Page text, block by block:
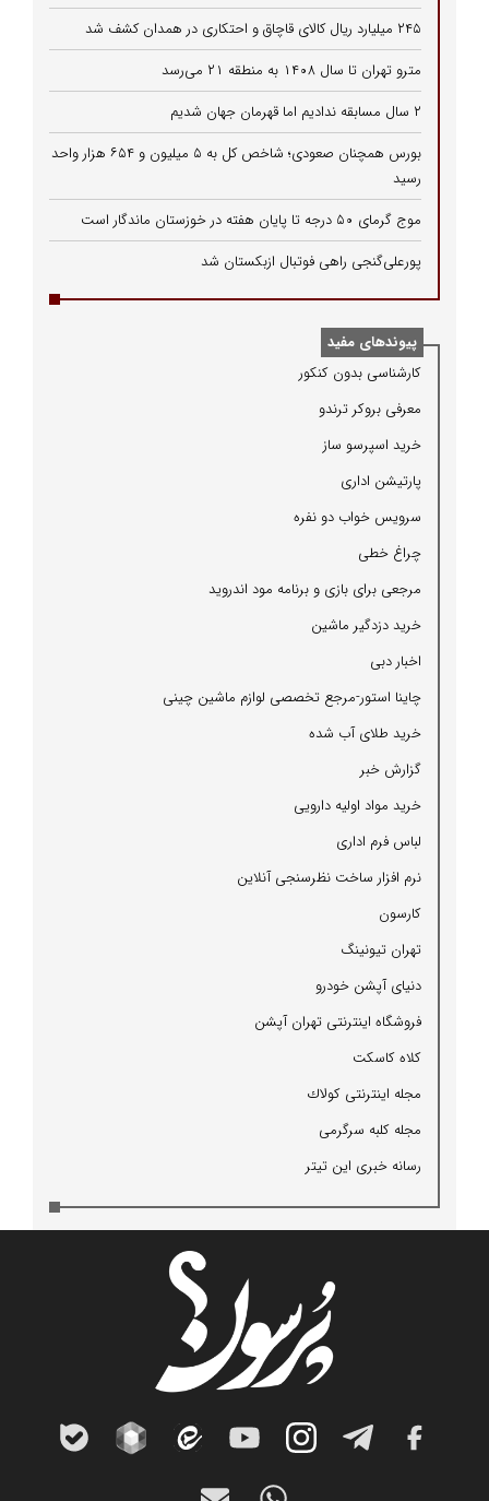
۲۴۵ میلیارد ریال کالای قاچاق و احتکاری در همدان کشف شد
مترو تهران تا سال ۱۴۰۸ به منطقه ۲۱ می‌رسد
۲ سال مسابقه ندادیم اما قهرمان جهان شدیم
بورس همچنان صعودی؛ شاخص کل به ۵ میلیون و ۶۵۴ هزار واحد
رسید
موج گرمای ۵۰ درجه تا پایان هفته در خوزستان ماندگار است
پورعلی‌گنجی راهی فوتبال ازبکستان شد
پیوندهای مفید
كارشناسی بدون كنكور
معرفی بروكر ترندو
خرید اسپرسو ساز
پارتیشن اداری
سرویس خواب دو نفره
چراغ خطی
مرجعی برای بازی و برنامه مود اندروید
خرید دزدگیر ماشین
اخبار دبی
چاینا استور-مرجع تخصصی لوازم ماشین چینی
خرید طلای آب شده
گزارش خبر
خرید مواد اولیه دارویی
لباس فرم اداری
نرم افزار ساخت نظرسنجی آنلاین
كارسون
تهران تیونینگ
دنیای آپشن خودرو
فروشگاه اینترنتی تهران آپشن
كلاه كاسكت
مجله اینترنتی كولاك
مجله كلبه سرگرمی
رسانه خبری این تیتر